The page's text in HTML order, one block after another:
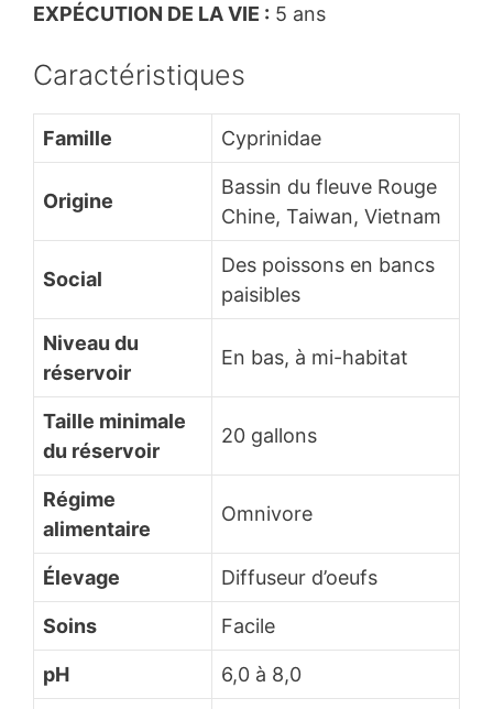
EXPÉCUTION DE LA VIE : 5 ans
Caractéristiques
Famille Cyprinidae
Origine
Bassin du fleuve Rouge
Chine, Taiwan, Vietnam
Social
Des poissons en bancs
paisibles
Niveau du
réservoir
En bas, à mi-habitat
Taille minimale
du réservoir
20 gallons
Régime
alimentaire
Omnivore
Élevage Diffuseur d’oeufs
Soins Facile
pH 6,0 à 8,0